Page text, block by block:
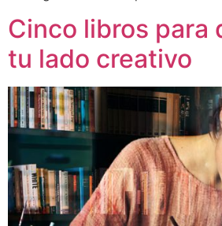
Cinco libros para
tu lado creativo